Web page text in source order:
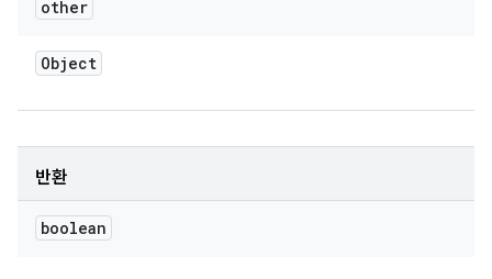
other
Object
반환
boolean